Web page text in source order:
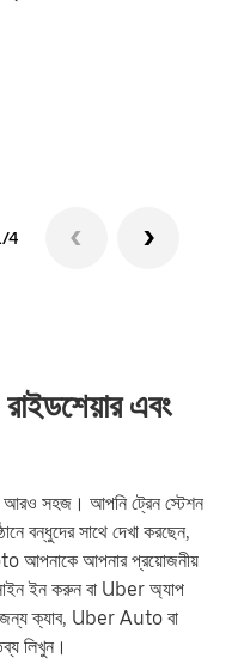
4
এবং
সহজ। আপনি ট্রেন স্টেশন
বন্ধুদের সাথে দেখা করছেন,
আপনাকে আপনার প্রয়োজনীয়
ইন করুন বা Uber অ্যাপ
ক্যাব, Uber Auto বা
লিখুন।